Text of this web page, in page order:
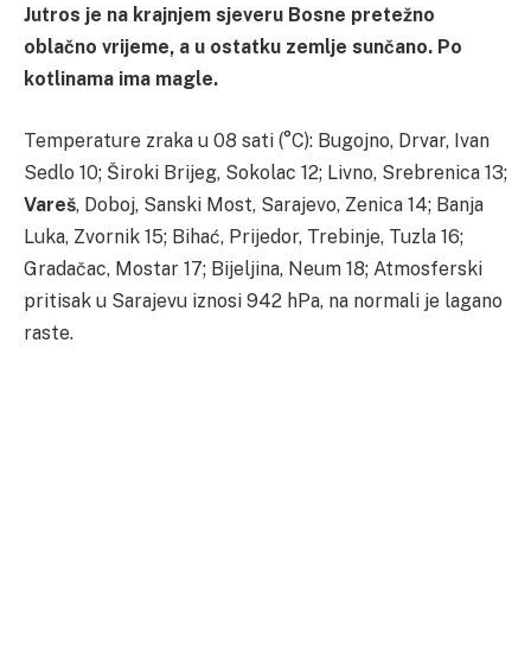
Jutros je na krajnjem sjeveru Bosne pretežno
oblačno vrijeme, a u ostatku zemlje sunčano. Po
kotlinama ima magle.
Temperature zraka u 08 sati (°C): Bugojno, Drvar, Ivan
Sedlo 10; Široki Brijeg, Sokolac 12; Livno, Srebrenica 13;
Vareš, Doboj, Sanski Most, Sarajevo, Zenica 14; Banja
Luka, Zvornik 15; Bihać, Prijedor, Trebinje, Tuzla 16;
Gradačac, Mostar 17; Bijeljina, Neum 18; Atmosferski
pritisak u Sarajevu iznosi 942 hPa, na normali je lagano
raste.